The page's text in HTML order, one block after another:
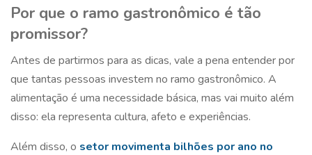
Por que o ramo gastronômico é tão
promissor?
Antes de partirmos para as dicas, vale a pena entender por
que tantas pessoas investem no ramo gastronômico. A
alimentação é uma necessidade básica, mas vai muito além
disso: ela representa cultura, afeto e experiências.
Além disso, o setor movimenta bilhões por ano no